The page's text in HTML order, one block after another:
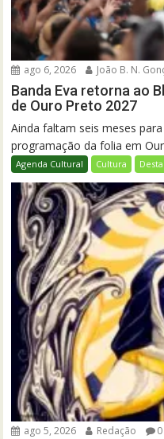
ago 6, 2026 João B. N.
Banda Eva retorna ao
de Ouro Preto 2027
Ainda faltam seis meses
programação da folia em
Agenda Cultural Cultura
ago 5, 2026 Redação 0